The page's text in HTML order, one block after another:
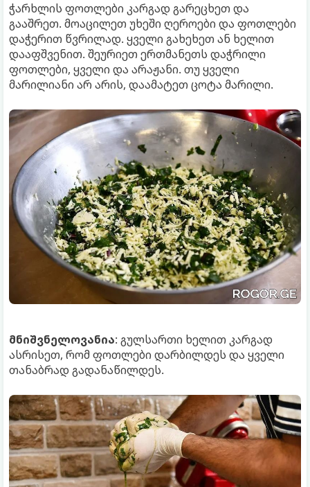
ჭარხლის ფოთლები კარგად გარეცხეთ და
გააშრეთ. მოაცილეთ უხეში ღეროები და ფოთლები
დაჭერით წვრილად. ყველი გახეხეთ ან ხელით
დააფშვენით. შეურიეთ ერთმანეთს დაჭრილი
ფოთლები, ყველი და არაჟანი. თუ ყველი
მარილიანი არ არის, დაამატეთ ცოტა მარილი.
მნიშვნელოვანია: გულსართი ხელით კარგად
ასრისეთ, რომ ფოთლები დარბილდეს და ყველი
თანაბრად გადანაწილდეს.